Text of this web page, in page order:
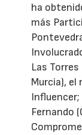
ha
más
Las
Murcia),
Influencer;
Fernando